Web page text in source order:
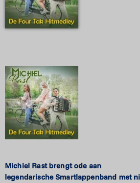
Michiel Rast brengt ode aan
legendarische Smartlappenband met